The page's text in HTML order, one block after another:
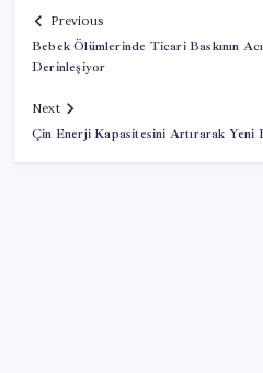
Previous
Bebek Ölümlerinde Ticari Baskının Acı
Derinleşiyor
Next
Çin Enerji Kapasitesini Artırarak